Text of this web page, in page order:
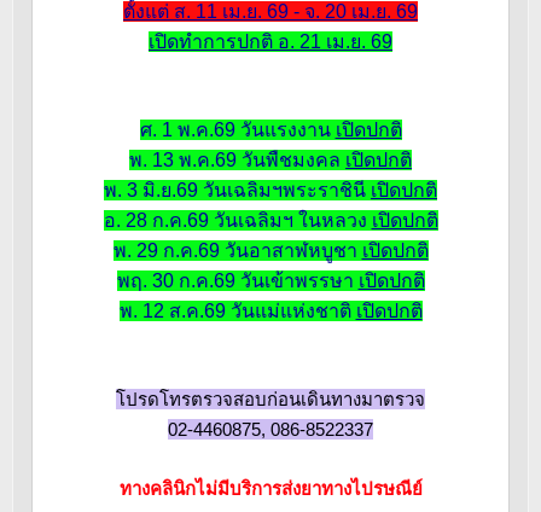
ตั้งแต่ ส. 11 เม.ย. 69 - จ. 20 เม.ย. 69
เปิดทำการปกติ อ. 21 เม.ย. 69
ศ. 1 พ.ค.69 วันแรงงาน เปิดปกติ
พ. 13 พ.ค.69 วันพืชมงคล เปิดปกติ
พ. 3 มิ.ย.69 วันเฉลิมฯพระราชินี เปิดปกติ
อ. 28 ก.ค.69 วันเฉลิมฯ ในหลวง เปิดปกติ
พ. 29 ก.ค.69 วันอาสาฬหบูชา เปิดปกติ
พฤ. 30 ก.ค.69 วันเข้าพรรษา เปิดปกติ
พ. 12 ส.ค.69 วันแม่แห่งชาติ เปิดปกติ
โปรดโทรตรวจสอบก่อนเดินทางมาตรวจ
02-4460875, 086-8522337
ทางคลินิกไม่มีบริการส่งยาทางไปรษณีย์